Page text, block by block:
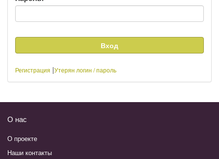
Регистрация |Утерян логин / пароль
О нас
О проекте
Наши контакты